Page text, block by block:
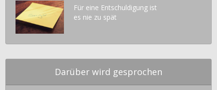
Für eine Entschuldigung ist
es nie zu spät
Darüber wird gesprochen